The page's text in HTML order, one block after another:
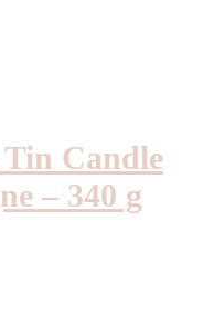
Candle
– 340 g